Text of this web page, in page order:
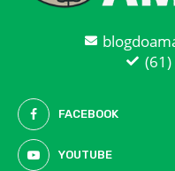
FACEBOOK
YOUTUBE